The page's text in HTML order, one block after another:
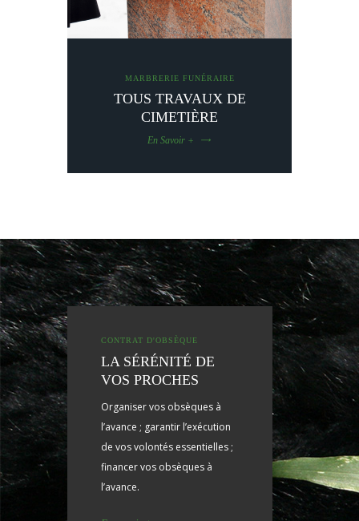
MARBRERIE FUNÉRAIRE
TOUS TRAVAUX DE
CIMETIÈRE
En Savoir +
CONTRAT D'OBSÈQUE
LA SÉRÉNITÉ DE
VOS PROCHES
Organiser vos obsèques à
l’avance ; garantir l’exécution
de vos volontés essentielles ;
financer vos obsèques à
l’avance.